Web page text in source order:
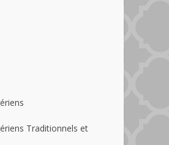
Traditionnels et